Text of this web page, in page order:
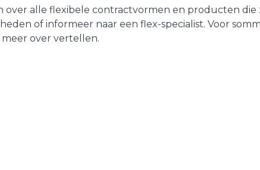
alle flexibele contractvormen en producten die
of informeer naar een flex-specialist. Voor
over vertellen.